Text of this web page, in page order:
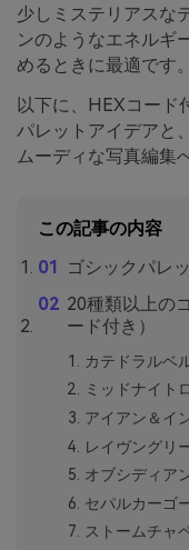
少しミステリアスな
ンのようなエネルギ
めるときに最適です。
以下に、HEXコード
パレットアイデアと
ムーディな写真編集
この記事の内容
ゴシックパレ
20種類以上の
ード付き）
カテドラルベ
ミッドナイト
アイアン＆イ
レイヴングリ
オブシディア
セパルカーゴ
ストームチャ